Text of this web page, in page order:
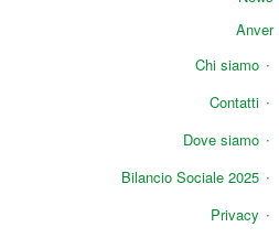
Anver
Chi siamo
Contatti
Dove siamo
Bilancio Sociale 2025
Privacy